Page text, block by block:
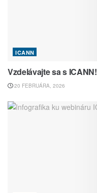
ICANN
Vzdelávajte sa s ICANN!
20 FEBRUÁRA, 2026